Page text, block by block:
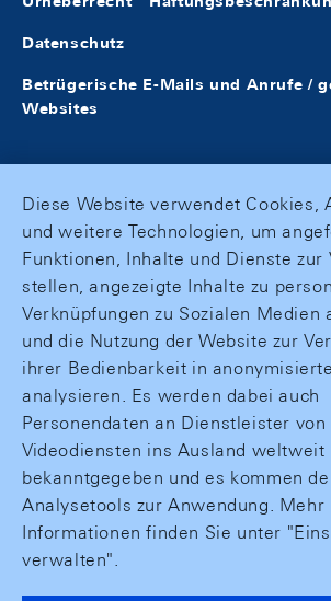
Datenschutz
Betrügerische E-Mails und Anrufe /
Websites
Diese Website verwendet Cookies,
und weitere Technologien, um
Funktionen, Inhalte und Dienste zur
stellen, angezeigte Inhalte zu
Verknüpfungen zu Sozialen Medien
und die Nutzung der Website zur
ihrer Bedienbarkeit in
analysieren. Es werden dabei auch
Personendaten an Dienstleister von
Videodiensten ins Ausland weltweit
bekanntgegeben und es kommen
Analysetools zur Anwendung. Mehr
Informationen finden Sie unter
verwalten".